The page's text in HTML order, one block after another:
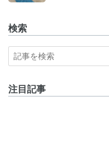
検索
注目記事